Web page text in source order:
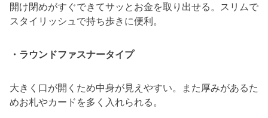
開け閉めがすぐできてサッとお金を取り出せる。スリムで
スタイリッシュで持ち歩きに便利。
・ラウンドファスナータイプ
大きく口が開くため中身が見えやすい。また厚みがあるた
めお札やカードを多く入れられる。